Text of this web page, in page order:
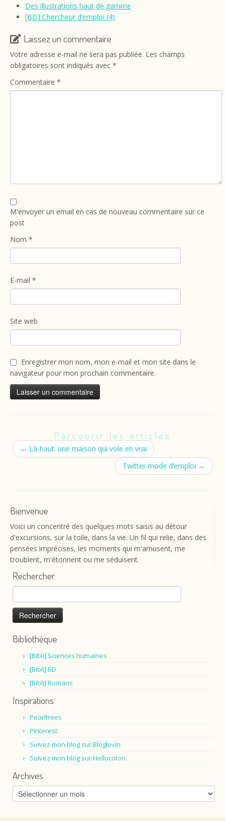
Des illustrations haut de gamme
[BD] Chercheur d’emploi (4)
Laissez un commentaire
Votre adresse e-mail ne sera pas publiée. Les champs
obligatoires sont indiqués avec *
Commentaire *
M'envoyer un email en cas de nouveau commentaire sur ce
post
Nom *
E-mail *
Site web
Enregistrer mon nom, mon e-mail et mon site dans le
navigateur pour mon prochain commentaire.
Parcourir les articles
← Là-haut: une maison qui vole en vrai
Twitter mode d’emploi →
Bienvenue
Voici un concentré des quelques mots saisis au détour
d'excursions, sur la toile, dans la vie. Un fil qui relie, dans des
pensées imprécises, les moments qui m'amusent, me
troublent, m'étonnent ou me séduisent.
Rechercher
Rechercher :
Bibliothèque
[Bibli] Sciences humaines
[Bibli] BD
[Bibli] Romans
Inspirations
Pearltrees
Pinterest
Suivez mon blog sur Bloglovin
Suivez mon blog sur Hellocoton
Archives
Archives